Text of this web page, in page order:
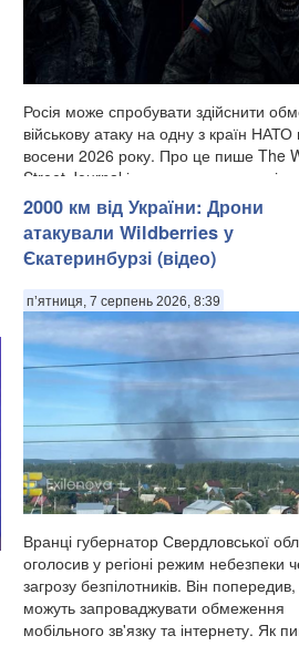
Росія може спробувати здійснити
військову атаку на одну з країн НАТО
восени 2026 року. Про це пише The
Street Journal із посиланням на
американської розвідки, передають
Патріоти України. За даними
йдеться не лише ...
2000 км від України: Дрони
атакували Wildberries у
Єкатеринбурзі (відео)
п’ятниця, 7 серпень 2026, 8:39
Вранці губернатор Свердловської
оголосив у регіоні режим небезпеки
загрозу безпілотників. Він
можуть запроваджувати обмеження
мобільного зв'язку та інтернету. Як